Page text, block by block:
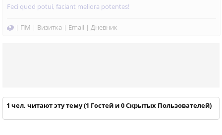
Feci quod potui, faciant meliora potentes!
| ПМ | Визитка | Email | Дневник
1 чел. читают эту тему (1 Гостей и 0 Скрытых Пользователей)